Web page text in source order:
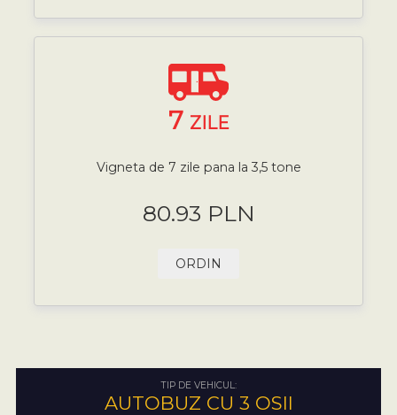
7 ZILE
Vigneta de 7 zile pana la 3,5 tone
80.93 PLN
ORDIN
TIP DE VEHICUL:
AUTOBUZ CU 3 OSII